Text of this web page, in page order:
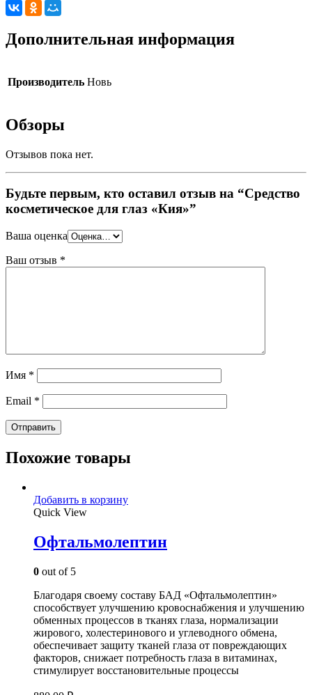
Дополнительная информация
Производитель Новь
Обзоры
Отзывов пока нет.
Будьте первым, кто оставил отзыв на “Средство
косметическое для глаз «Кия»”
Ваша оценка
Ваш отзыв *
Имя *
Email *
Похожие товары
Добавить в корзину
Quick View
Офтальмолептин
0 out of 5
Благодаря своему составу БАД «Офтальмолептин»
способствует улучшению кровоснабжения и улучшению
обменных процессов в тканях глаза, нормализации
жирового, холестеринового и углеводного обмена,
обеспечивает защиту тканей глаза от повреждающих
факторов, снижает потребность глаза в витаминах,
стимулирует восстановительные процессы